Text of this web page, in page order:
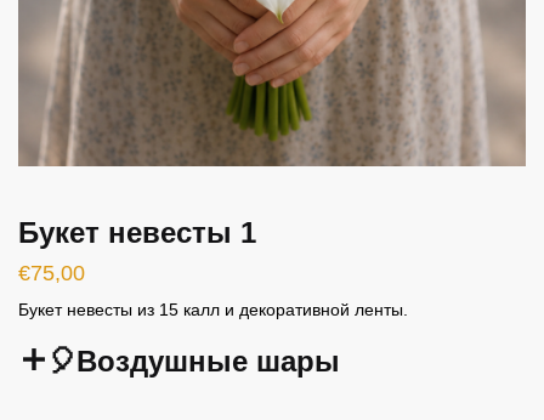
Букет невесты 1
€75,00
Букет невесты из 15 калл и декоративной ленты.
🎈Воздушные шары